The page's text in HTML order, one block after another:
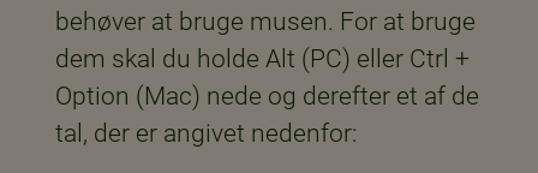
behøver at bruge musen. For at bruge
dem skal du holde Alt (PC) eller Ctrl +
Option (Mac) nede og derefter et af de
tal, der er angivet nedenfor: